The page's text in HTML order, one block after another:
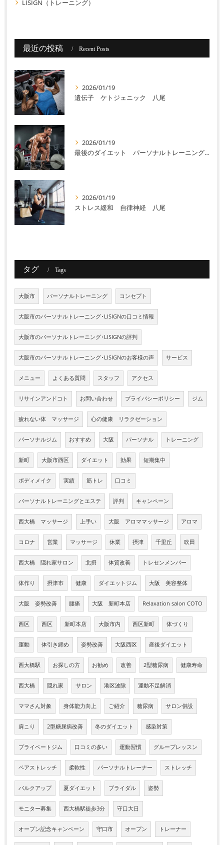
LISIGN（トレーニング）
最近の投稿 Recent Posts
2026/01/19
遺伝子 ケトジェニック 八尾
2026/01/19
最後のダイエット パーソナルトレーニング 八尾
2026/01/19
ストレス緩和 自律神経 八尾
タグ Tags
大阪市 パーソナルトレーニング コンセプト
大阪市のパーソナルトレーニング･LISIGNの口コミ情報
大阪市のパーソナルトレーニング･LISIGNの評判
大阪市のパーソナルトレーニング･LISIGNのお客様の声 サービス
メニュー よくある質問 スタッフ アクセス
リサインアンドコト お問い合わせ プライバシーポリシー ジム
疲れない体 マッサージ 心の健康 リラクゼーション
パーソナルジム おすすめ 大阪 パーソナル トレーニング
新町 大阪市西区 ダイエット 効果 短期集中
ボディメイク 実績 筋トレ 口コミ
パーソナルトレーニングとエステ 評判 キャンペーン
西大橋 マッサージ 上手い 大阪 アロママッサージ アロマ
コロナ 営業 マッサージ 休業 摂津 千里丘 吹田
西大橋 隠れ家サロン 北摂 体質改善 トレセンメンバー
体作り 摂津市 健康 ダイエットジム 大阪 美容整体
大阪 姿勢改善 腰痛 大阪 新町本店 Relaxation salon COTO
西区 西区 新町本店 大阪市内 西区新町 体づくり
運動 体引き締め 姿勢改善 大阪西区 産後ダイエット
西大橋駅 お探しの方 お勧め 改善 2型糖尿病 健康寿命
西大橋 隠れ家 サロン 港区波除 運動不足解消
ママさん対象 身体能力向上 ご紹介 糖尿病 サロン併設
肩こり 2型糖尿病改善 冬のダイエット 感染対策
プライベートジム 口コミの多い 運動習慣 グループレッスン
ペアストレッチ 柔軟性 パーソナルトレーナー ストレッチ
バルクアップ 夏ダイエット ブライダル 姿勢
モニター募集 西大橋駅徒歩3分 守口大日
オープン記念キャンペーン 守口市 オープン トレーナー